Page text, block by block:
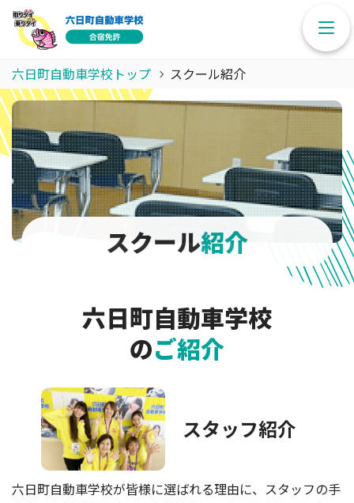
六日町自動車学校トップ スクール紹介
スクール紹介
六日町自動車学校
のご紹介
スタッフ紹介
六日町自動車学校が皆様に選ばれる理由に、スタッフの手